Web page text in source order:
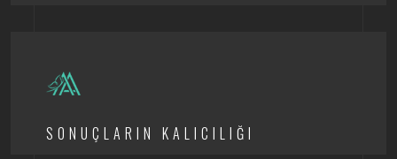
SONUÇLARIN KALICILIĞI